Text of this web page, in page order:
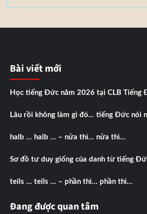
Bài viết mới
Học tiếng Đức năm 2026 tại CLB Tiếng
Lâu rồi không làm gì đó… tiếng Đức nói
halb … halb … – nửa thì… nửa thì…
Sơ đồ tư duy giống của danh từ tiếng
teils … teils … – phần thì… phần thì…
Đang được quan tâm